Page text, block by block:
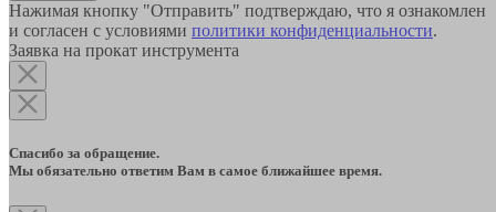
Нажимая кнопку "Отправить" подтверждаю, что я ознакомлен
и согласен с условиями политики конфиденциальности.
Заявка на прокат инструмента
Спасибо за обращение.
Мы обязательно ответим Вам в самое ближайшее время.